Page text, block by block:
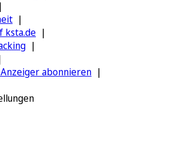
ksta.de
abonnieren